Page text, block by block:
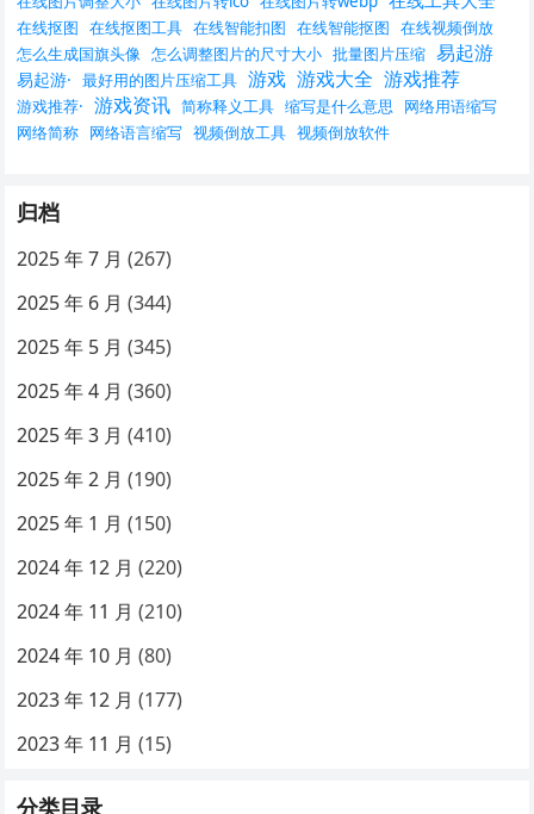
在线抠图 在线抠图工具 在线智能扣图 在线智能抠图 在线视频倒放
怎么生成国旗头像 怎么调整图片的尺寸大小 批量图片压缩 易起游
易起游· 最好用的图片压缩工具 游戏 游戏大全 游戏推荐
游戏推荐· 游戏资讯 简称释义工具 缩写是什么意思
网络用语缩写
网络简称 网络语言缩写 视频倒放工具 视频倒放软件
归档
2025 年 7 月 (267)
2025 年 6 月 (344)
2025 年 5 月 (345)
2025 年 4 月 (360)
2025 年 3 月 (410)
2025 年 2 月 (190)
2025 年 1 月 (150)
2024 年 12 月 (220)
2024 年 11 月 (210)
2024 年 10 月 (80)
2023 年 12 月 (177)
2023 年 11 月 (15)
分类目录